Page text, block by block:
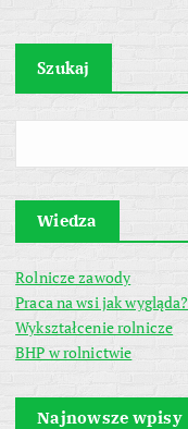
Szukaj
Wiedza
Rolnicze zawody
Praca na wsi jak wygląda?
Wykształcenie rolnicze
BHP w rolnictwie
Najnowsze wpisy